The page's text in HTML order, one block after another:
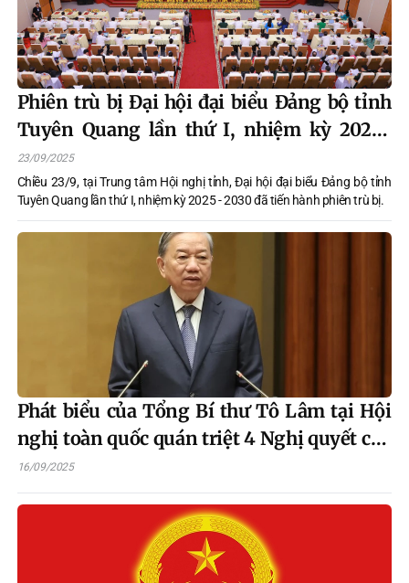
Phiên trù bị Đại hội đại biểu Đảng bộ tỉnh
Tuyên Quang lần thứ I, nhiệm kỳ 2025-
2030
23/09/2025
Chiều 23/9, tại Trung tâm Hội nghị tỉnh, Đại hội đại biểu Đảng bộ tỉnh
Tuyên Quang lần thứ I, nhiệm kỳ 2025 - 2030 đã tiến hành phiên trù bị.
Phát biểu của Tổng Bí thư Tô Lâm tại Hội
nghị toàn quốc quán triệt 4 Nghị quyết của
Bộ Chính trị
16/09/2025